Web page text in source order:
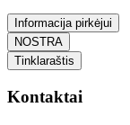
Informacija pirkėjui
NOSTRA
Tinklaraštis
Kontaktai